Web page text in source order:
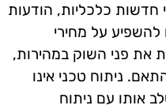
חדשות כלכליות, הודעות
להשפיע על מחירי
את פני השוק במהירות,
ניתוח טכני אינו
אותו עם ניתוח